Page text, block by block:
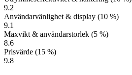
9.2
Användarvänlighet & display (10 %)
9.1
Maxvikt & användarstorlek (5 %)
8.6
Prisvärde (15 %)
9.8